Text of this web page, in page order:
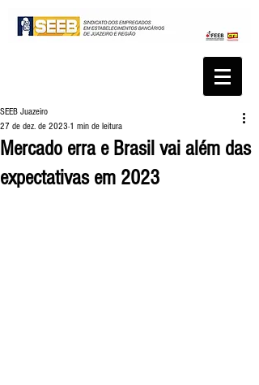
Mercado erra e Brasil vai além das
expectativas em 2023
SEEB Juazeiro
27 de dez. de 2023 1 min de leitura